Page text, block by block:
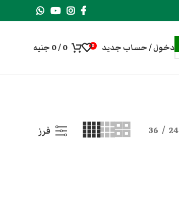
دخول / حساب جديد 0
0
/
0 جنيه
24
36 فرز